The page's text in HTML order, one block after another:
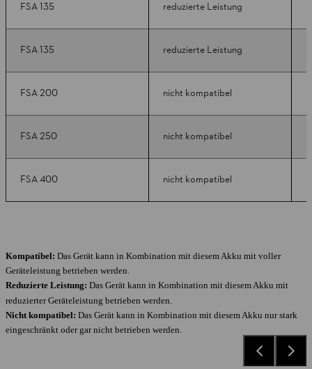
FSA 135 reduzierte Leistung
FSA 135 reduzierte Leistung
FSA 200 nicht kompatibel
FSA 250 nicht kompatibel
FSA 400 nicht kompatibel
Kompatibel: Das Gerät kann in Kombination mit diesem Akku mit voller
Geräteleistung betrieben werden.
Reduzierte Leistung: Das Gerät kann in Kombination mit diesem Akku mit
reduzierter Geräteleistung betrieben werden.
Nicht kompatibel: Das Gerät kann in Kombination mit diesem Akku nur stark
eingeschränkt oder gar nicht betrieben werden.